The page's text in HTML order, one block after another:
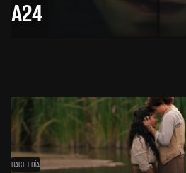
A24
HACE 1 DÍA